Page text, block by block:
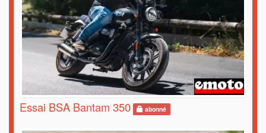
Essai BSA Bantam 350 abonné